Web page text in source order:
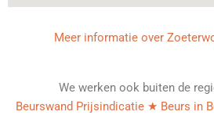
Meer informatie over
We werken ook buiten de
Beurswand Prijsindicatie ★ Beurs in